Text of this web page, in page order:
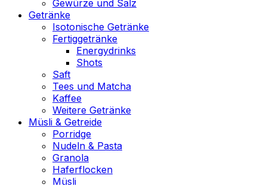
Gewürze und Salz
Getränke
Isotonische Getränke
Fertiggetränke
Energydrinks
Shots
Saft
Tees und Matcha
Kaffee
Weitere Getränke
Müsli & Getreide
Porridge
Nudeln & Pasta
Granola
Haferflocken
Müsli